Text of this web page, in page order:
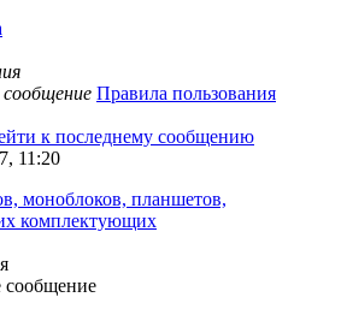
Правила пользования
к последнему сообщению
11:20
моноблоков, планшетов,
комплектующих
сообщение